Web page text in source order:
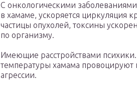
С онкологическими
в хамаме, ускоряется циркуляция
частицы опухолей, токсины
по организму.
Имеющие расстройствами
температуры хамама
агрессии.